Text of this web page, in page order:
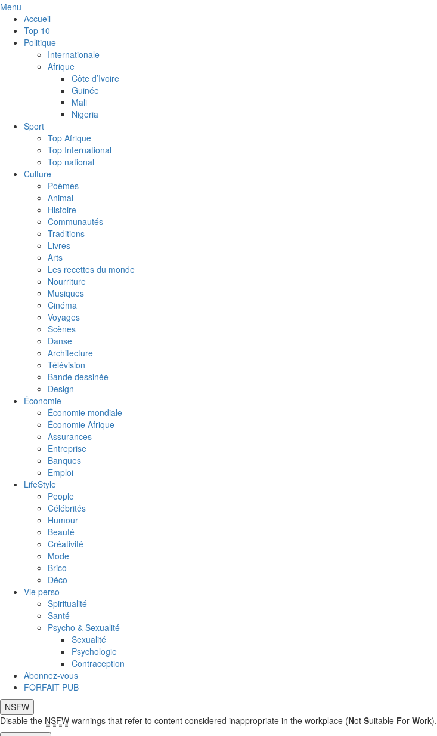
Menu
Accueil
Top 10
Politique
Internationale
Afrique
Côte d’Ivoire
Guinée
Mali
Nigeria
Sport
Top Afrique
Top International
Top national
Culture
Poèmes
Animal
Histoire
Communautés
Traditions
Livres
Arts
Les recettes du monde
Nourriture
Musiques
Cinéma
Voyages
Scènes
Danse
Architecture
Télévision
Bande dessinée
Design
Économie
Économie mondiale
Économie Afrique
Assurances
Entreprise
Banques
Emploi
LifeStyle
People
Célébrités
Humour
Beauté
Créativité
Mode
Brico
Déco
Vie perso
Spiritualité
Santé
Psycho & Sexualité
Sexualité
Psychologie
Contraception
Abonnez-vous
FORFAIT PUB
NSFW
Disable the NSFW warnings that refer to content considered inappropriate in the workplace (Not Suitable For Work).